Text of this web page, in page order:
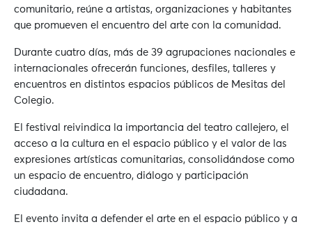
comunitario, reúne a artistas, organizaciones y habitantes
que promueven el encuentro del arte con la comunidad.
Durante cuatro días, más de 39 agrupaciones nacionales e
internacionales ofrecerán funciones, desfiles, talleres y
encuentros en distintos espacios públicos de Mesitas del
Colegio.
El festival reivindica la importancia del teatro callejero, el
acceso a la cultura en el espacio público y el valor de las
expresiones artísticas comunitarias, consolidándose como
un espacio de encuentro, diálogo y participación
ciudadana.
El evento invita a defender el arte en el espacio público y a